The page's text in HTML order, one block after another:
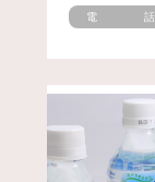
電 話